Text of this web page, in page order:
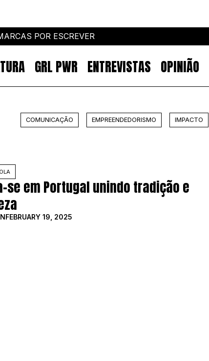
POR ESCREVER
GRL PWR ENTREVISTAS OPINIÃO
EMAIL
COMUNICAÇÃO EMPREENDEDORISMO IMPACTO
em Portugal unindo tradição e
FEBRUARY 19, 2025